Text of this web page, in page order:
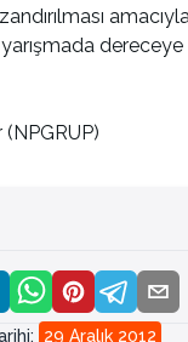
: 29 Aralık 2012